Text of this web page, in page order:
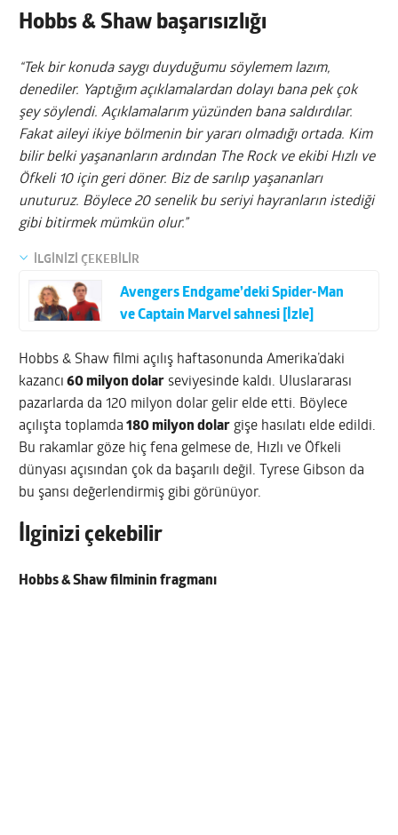
Hobbs & Shaw başarısızlığı
“Tek bir konuda saygı duyduğumu söylemem lazım,
denediler. Yaptığım açıklamalardan dolayı bana pek çok
şey söylendi. Açıklamalarım yüzünden bana saldırdılar.
Fakat aileyi ikiye bölmenin bir yararı olmadığı ortada. Kim
bilir belki yaşananların ardından The Rock ve ekibi Hızlı ve
Öfkeli 10 için geri döner. Biz de sarılıp yaşananları
unuturuz. Böylece 20 senelik bu seriyi hayranların istediği
gibi bitirmek mümkün olur.”
İLGİNİZİ ÇEKEBİLİR
Avengers Endgame’deki Spider-Man
ve Captain Marvel sahnesi [İzle]
Hobbs & Shaw filmi açılış haftasonunda Amerika’daki
kazancı 60 milyon dolar seviyesinde kaldı. Uluslararası
pazarlarda da 120 milyon dolar gelir elde etti. Böylece
açılışta toplamda 180 milyon dolar gişe hasılatı elde edildi.
Bu rakamlar göze hiç fena gelmese de, Hızlı ve Öfkeli
dünyası açısından çok da başarılı değil. Tyrese Gibson da
bu şansı değerlendirmiş gibi görünüyor.
İlginizi çekebilir
Hobbs & Shaw filminin fragmanı